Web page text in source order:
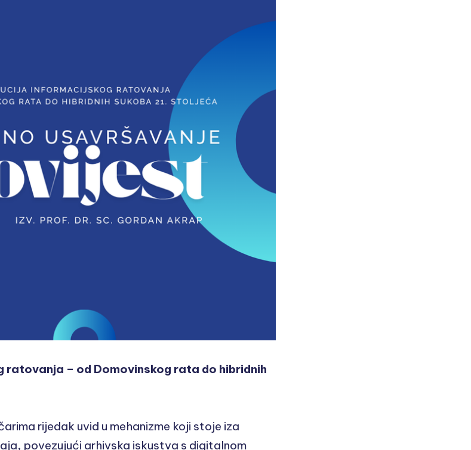
ratovanja – od Domovinskog rata do hibridnih
rijedak uvid u mehanizme koji stoje iza
povezujući arhivska iskustva s digitalnom